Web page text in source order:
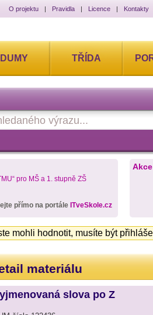
O projektu | Pravidla | Licence | Kontakty
DUMY TŘÍDA
pro MŠ a 1. stupně ZŠ
přímo na portále ITveSkole.cz
mohli hodnotit, musíte být
materiálu
slova po Z